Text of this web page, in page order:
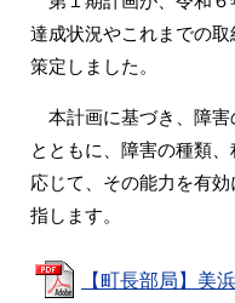
達成状況やこれまでの
策定しました。
本計画に基づき、障害
とともに、障害の種類
応じて、その能力を有
指します。
【町長部局】美